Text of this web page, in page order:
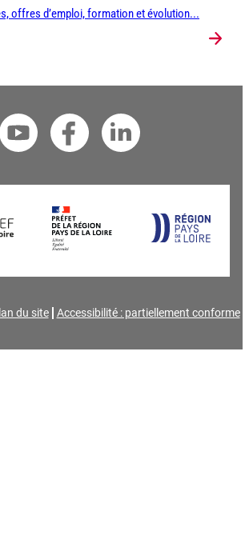
offres d’emploi, formation et évolution...
du site Accessibilité : partiellement conforme